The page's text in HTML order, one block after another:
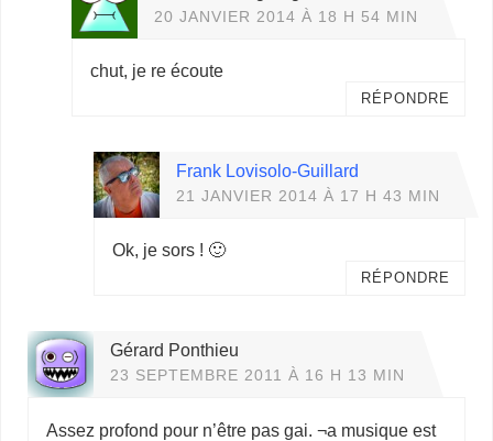
20 JANVIER 2014 À 18 H 54 MIN
chut, je re écoute
RÉPONDRE
Frank Lovisolo-Guillard
21 JANVIER 2014 À 17 H 43 MIN
Ok, je sors ! 🙂
RÉPONDRE
Gérard Ponthieu
23 SEPTEMBRE 2011 À 16 H 13 MIN
Assez profond pour n’être pas gai. ¬a musique est